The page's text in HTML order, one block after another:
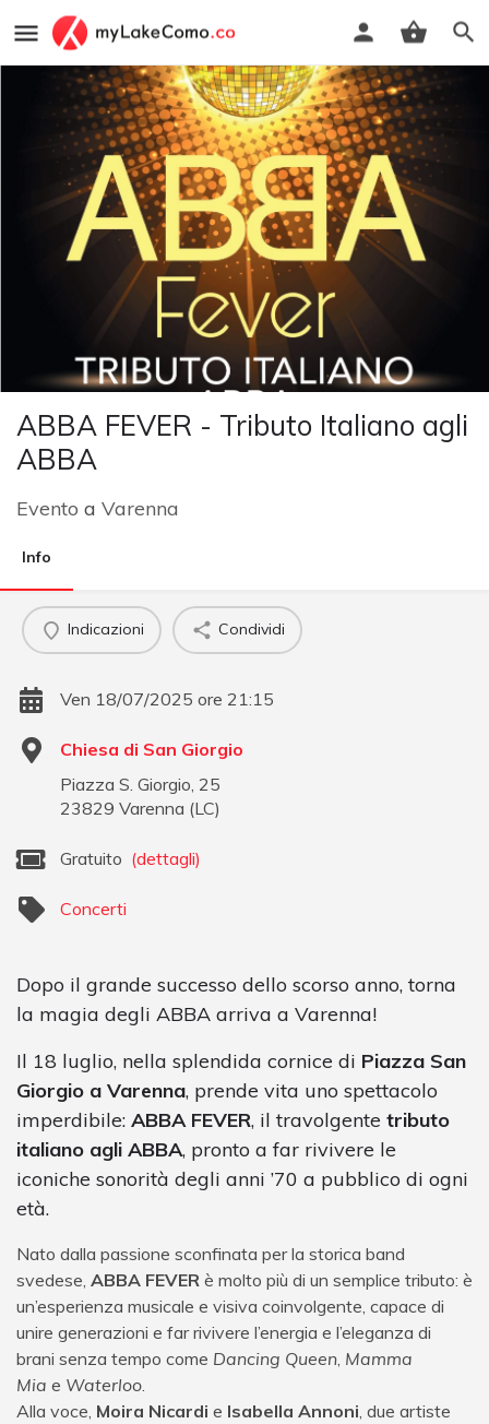
ABBA FEVER - Tributo Italiano agli
ABBA
Evento a Varenna
Info
Indicazioni Condividi
Ven 18/07/2025 ore 21:15
Chiesa di San Giorgio
Piazza S. Giorgio, 25
23829 Varenna (LC)
Gratuito (dettagli)
Concerti
Dopo il grande successo dello scorso anno, torna
la magia degli ABBA arriva a Varenna!
Il 18 luglio, nella splendida cornice di Piazza San
Giorgio a Varenna, prende vita uno spettacolo
imperdibile: ABBA FEVER, il travolgente tributo
italiano agli ABBA, pronto a far rivivere le
iconiche sonorità degli anni ’70 a pubblico di ogni
età.
Nato dalla passione sconfinata per la storica band
svedese, ABBA FEVER è molto più di un semplice tributo: è
un’esperienza musicale e visiva coinvolgente, capace di
unire generazioni e far rivivere l’energia e l’eleganza di
brani senza tempo come Dancing Queen Mamma
Mia e Waterloo
Alla voce, Moira Nicardi e Isabella Annoni , due artiste